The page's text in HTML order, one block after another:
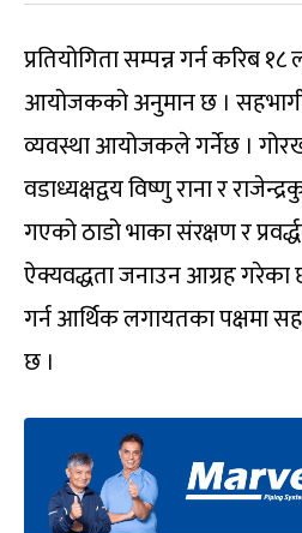
प्रतियोगिता सम्पन्न गर्न करिब
आयोजकको अनुमान छ ।
व्यवस्था आयोजकले गर्नेछ ।
वडाध्यक्षद्वय विष्णु राना र
गएको ठाडो भाका संरक्षण र
ऐक्यवद्धता जनाउन आग्रह गरेका
गर्न आर्थिक लगायतका पक्षमा
छ ।